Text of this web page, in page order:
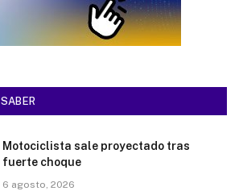
SABER
Motociclista sale proyectado tras
fuerte choque
6 agosto, 2026